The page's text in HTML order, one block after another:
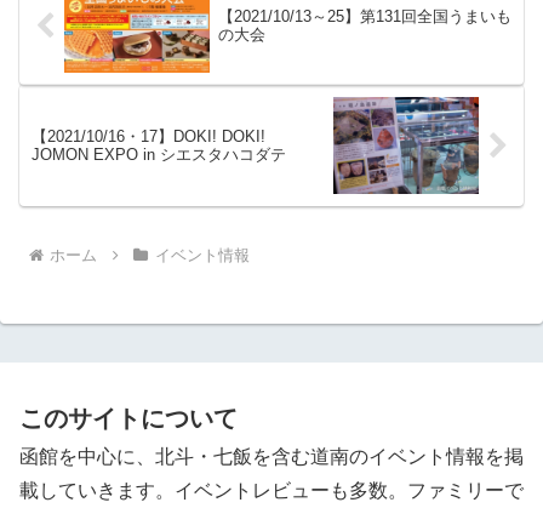
【2021/10/13～25】第131回全国うまいも
の大会
【2021/10/16・17】DOKI! DOKI!
JOMON EXPO in シエスタハコダテ
ホーム イベント情報
このサイトについて
函館を中心に、北斗・七飯を含む道南のイベント情報を掲
載していきます。イベントレビューも多数。ファミリーで